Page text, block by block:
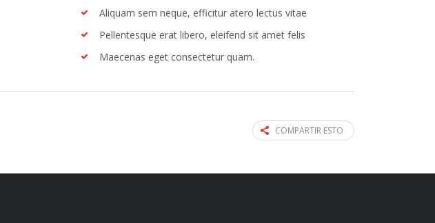
Aliquam sem neque, efficitur atero lectus vitae
Pellentesque erat libero, eleifend sit amet felis
Maecenas eget consectetur quam.
COMPARTIR ESTO